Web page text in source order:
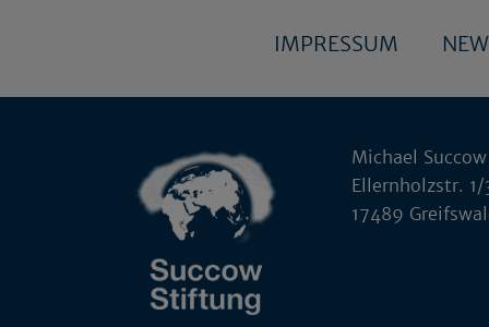
IMPRESSUM
Michael
Ellernholzstr. 1/
17489